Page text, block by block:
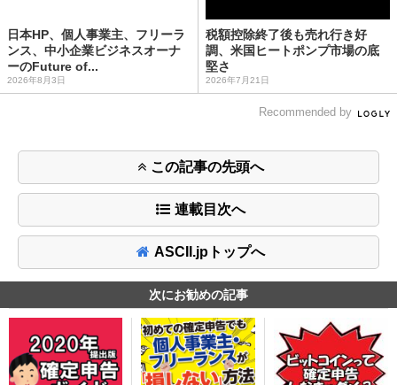
日本HP、個人事業主、フリーラ
ンス、中小企業ビジネスオーナ
ーのFuture of...
2026年8月3日
税額控除終了後も売れ行き好
調、米国ヒートポンプ市場の底
堅さ
2026年7月21日
Recommended by
この記事の先頭へ
連載目次へ
ASCII.jpトップへ
次にお勧めの記事